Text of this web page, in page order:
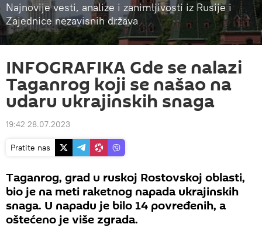
Najnovije vesti, analize i zanimljivosti iz Rusije i
Zajednice nezavisnih država
INFOGRAFIKA Gde se nalazi
Taganrog koji se našao na
udaru ukrajinskih snaga
19:42 28.07.2023
Pratite nas
Taganrog, grad u ruskoj Rostovskoj oblasti,
bio je na meti raketnog napada ukrajinskih
snaga. U napadu je bilo 14 povređenih, a
oštećeno je više zgrada.